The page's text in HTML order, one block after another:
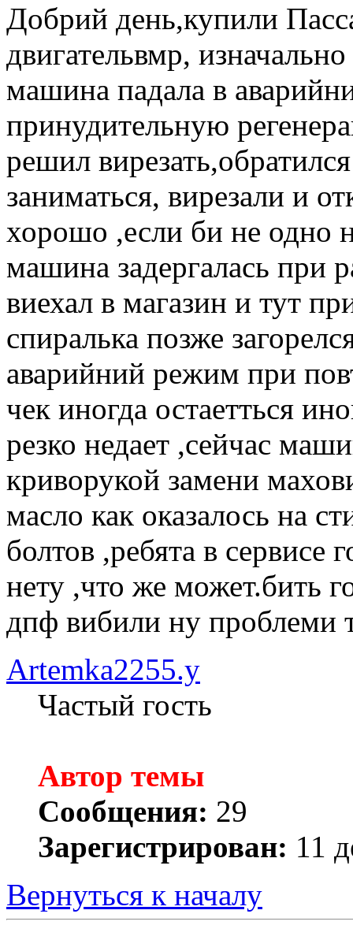
Добрий день,купили
двигательвмр,
машина падала в
принудительную
решил
заниматься, вирезали и
хорошо ,если би не одно
машина задергалась при
виехал в магазин и тут
спиралька позже
аварийний режим при
чек иногда остаетться
резко недает ,сейчас
криворукой замени
масло как оказалось на
болтов ,ребята в сервисе
нету ,что же может.бить
дпф вибили ну проблеми
Artemka2255.y
Частый гость
Автор темы
Сообщения: 29
Зарегистрирован: 11
Вернуться к началу